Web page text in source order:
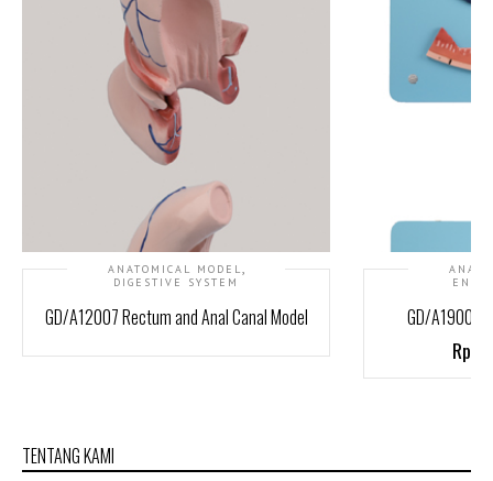
ANATOMICAL MODEL,
DIGESTIVE SYSTEM
GD/A12007 Rectum and Anal Canal Model GD/A19003
TENTANG KAMI